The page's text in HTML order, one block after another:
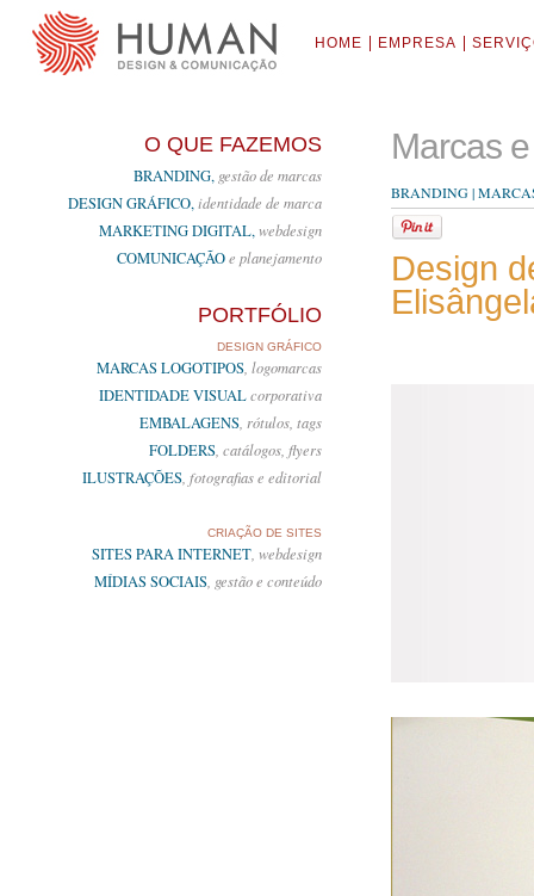
HOME EMPRESA
Marcas
BRANDING |
Design
O QUE FAZEMOS
BRANDING, gestão de marcas
DESIGN GRÁFICO,identidade de marca
MARKETING DIGITAL,webdesign
COMUNICAÇÃOe planejamento
PORTFÓLIO
DESIGN GRÁFICO
MARCAS LOGOTIPOS , logomarcas
IDENTIDADE VISUALcorporativa
EMBALAGENS , rótulos, tags
FOLDERS , catálogos, flyers
ILUSTRAÇÕES , fotografias e editorial
CRIAÇÃO DE SITES
SITES PARA INTERNET , webdesign
MÍDIAS SOCIAIS , gestão e conteúdo